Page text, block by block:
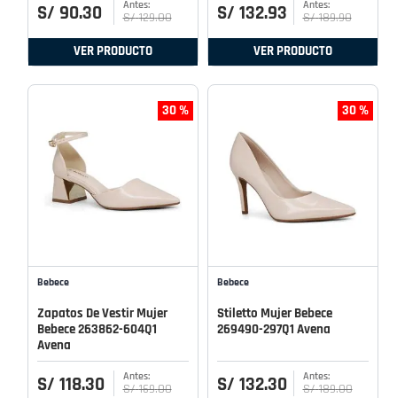
S/ 90.30 S/ 129.00
VER PRODUCTO
S/ 132.93 S/ 189.90
VER PRODUCTO
30 %
Bebece
Zapatos De Vestir Mujer
Bebece 263862-604Q1
Avena
S/ 118.30 S/ 169.00
30 %
Bebece
Stiletto Mujer Bebece
269490-297Q1 Avena
S/ 132.30 S/ 189.00